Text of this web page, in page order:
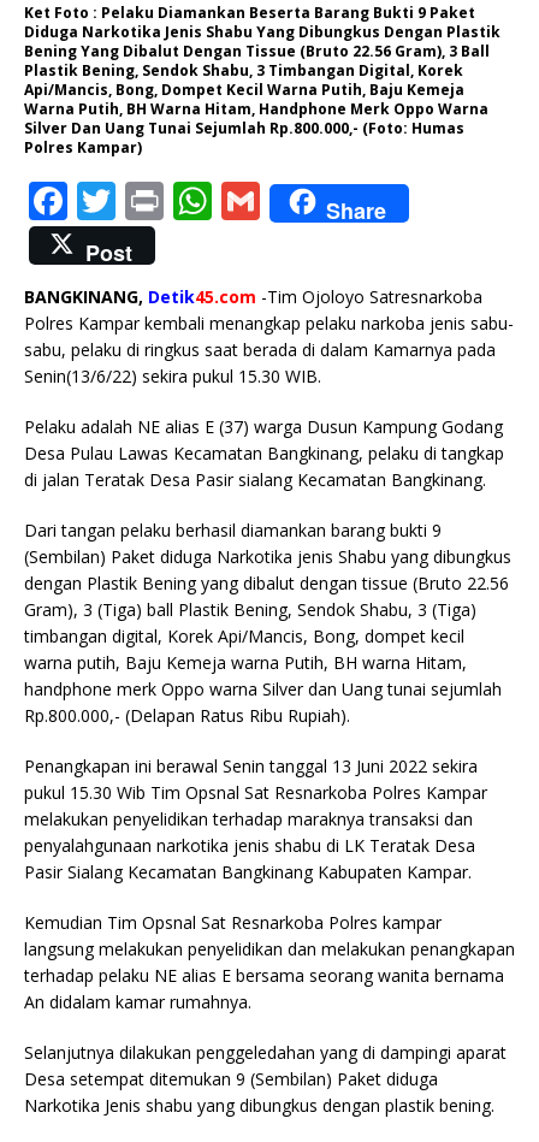
Ket Foto : Pelaku Diamankan Beserta Barang Bukti 9 Paket
Diduga Narkotika Jenis Shabu Yang Dibungkus Dengan Plastik
Bening Yang Dibalut Dengan Tissue (Bruto 22.56 Gram), 3 Ball
Plastik Bening, Sendok Shabu, 3 Timbangan Digital, Korek
Api/Mancis, Bong, Dompet Kecil Warna Putih, Baju Kemeja
Warna Putih, BH Warna Hitam, Handphone Merk Oppo Warna
Silver Dan Uang Tunai Sejumlah Rp.800.000,- (Foto: Humas
Polres Kampar)
F
a
c
e
b
o
o
k
T
w
it
te
r
P
n
t
W
at
s
A
p
p
G
m
ai
l
Share
Post
BANGKINANG, Detik45.com -Tim Ojoloyo Satresnarkoba
Polres Kampar kembali menangkap pelaku narkoba jenis sabu-
sabu, pelaku di ringkus saat berada di dalam Kamarnya pada
Senin(13/6/22) sekira pukul 15.30 WIB.
Pelaku adalah NE alias E (37) warga Dusun Kampung Godang
Desa Pulau Lawas Kecamatan Bangkinang, pelaku di tangkap
di jalan Teratak Desa Pasir sialang Kecamatan Bangkinang.
Dari tangan pelaku berhasil diamankan barang bukti 9
(Sembilan) Paket diduga Narkotika jenis Shabu yang dibungkus
dengan Plastik Bening yang dibalut dengan tissue (Bruto 22.56
Gram), 3 (Tiga) ball Plastik Bening, Sendok Shabu, 3 (Tiga)
timbangan digital, Korek Api/Mancis, Bong, dompet kecil
warna putih, Baju Kemeja warna Putih, BH warna Hitam,
handphone merk Oppo warna Silver dan Uang tunai sejumlah
Rp.800.000,- (Delapan Ratus Ribu Rupiah).
Penangkapan ini berawal Senin tanggal 13 Juni 2022 sekira
pukul 15.30 Wib Tim Opsnal Sat Resnarkoba Polres Kampar
melakukan penyelidikan terhadap maraknya transaksi dan
penyalahgunaan narkotika jenis shabu di LK Teratak Desa
Pasir Sialang Kecamatan Bangkinang Kabupaten Kampar.
Kemudian Tim Opsnal Sat Resnarkoba Polres kampar
langsung melakukan penyelidikan dan melakukan penangkapan
terhadap pelaku NE alias E bersama seorang wanita bernama
An didalam kamar rumahnya.
Selanjutnya dilakukan penggeledahan yang di dampingi aparat
Desa setempat ditemukan 9 (Sembilan) Paket diduga
Narkotika Jenis shabu yang dibungkus dengan plastik bening.